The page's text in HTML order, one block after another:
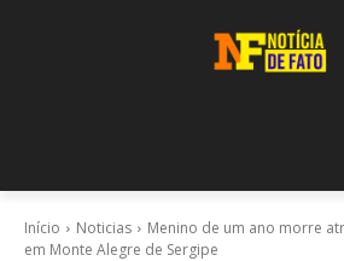
Início Noticias
Menino de um ano morre
em Monte Alegre de Sergipe